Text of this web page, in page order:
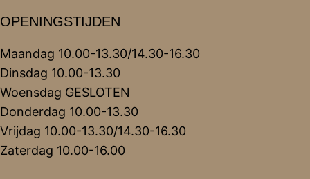
OPENINGSTIJDEN
Maandag 10.00-13.30/14.30-16.30
Dinsdag 10.00-13.30
Woensdag GESLOTEN
Donderdag 10.00-13.30
Vrijdag 10.00-13.30/14.30-16.30
Zaterdag 10.00-16.00